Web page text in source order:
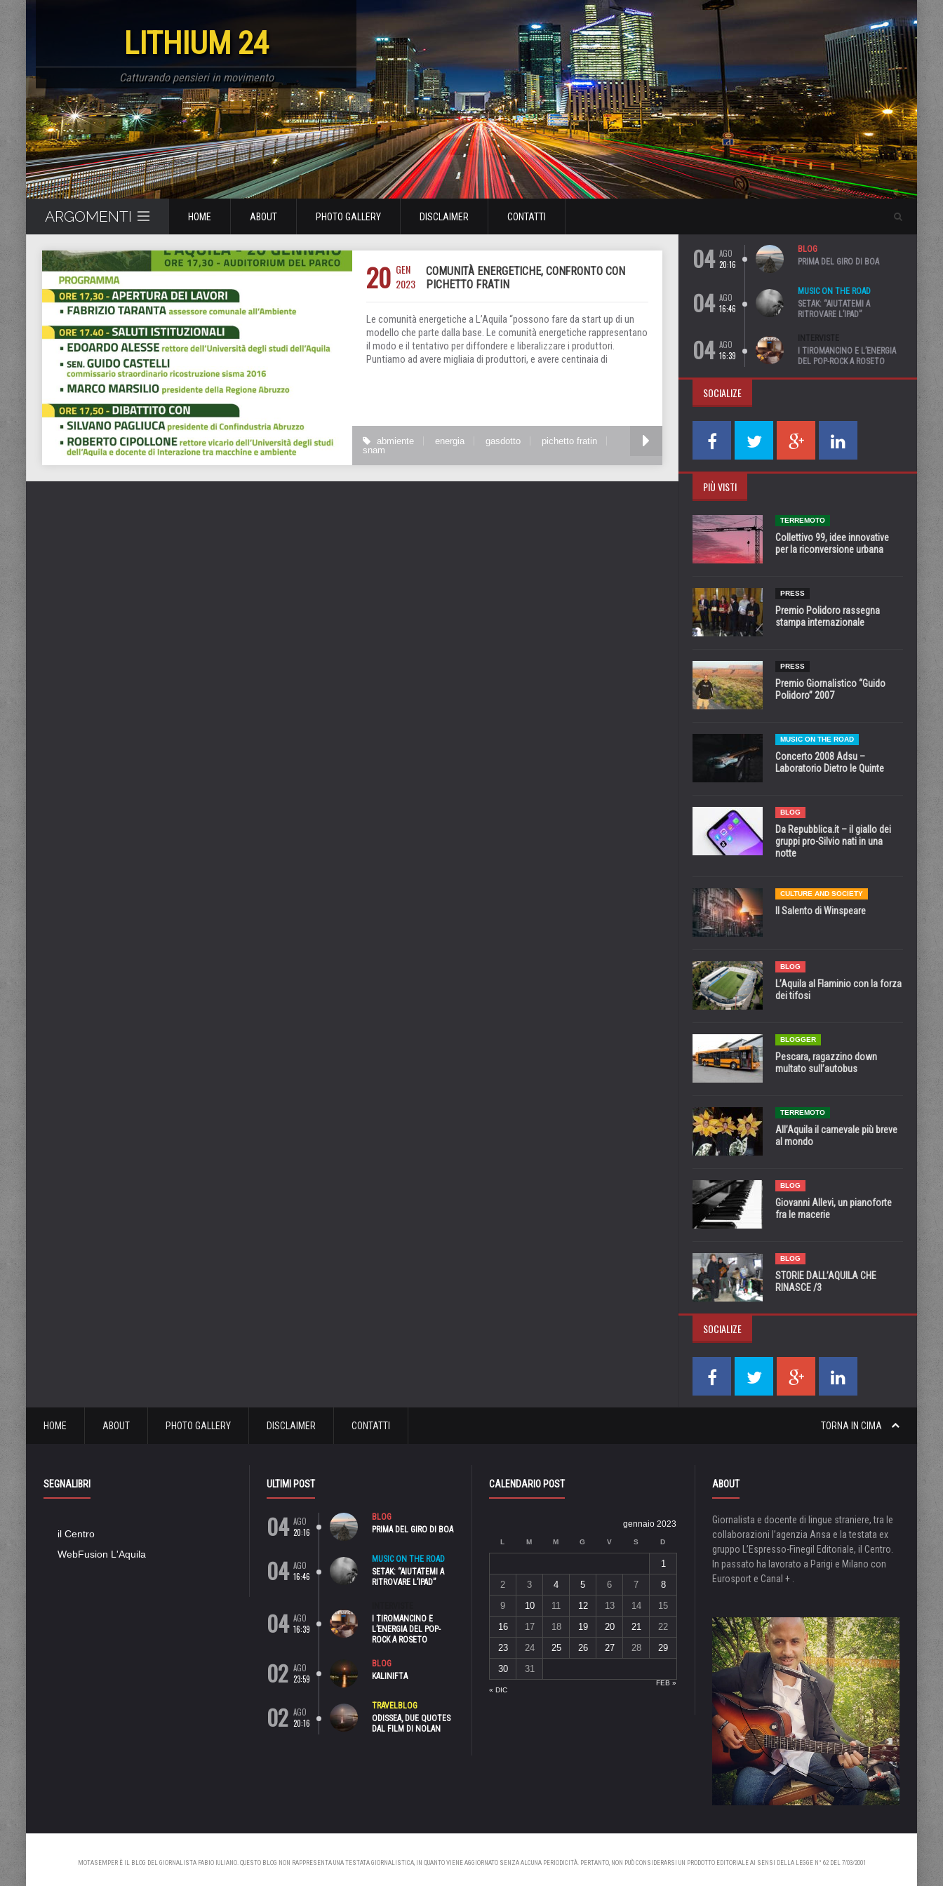
LITHIUM 24
Catturando pensieri in movimento
ARGOMENTI HOME ABOUT PHOTO GALLERY DISCLAIMER CONTATTI
20 GEN
2023
COMUNITÀ ENERGETICHE, CONFRONTO CON
PICHETTO FRATIN
Le comunità energetiche a L’Aquila “possono fare da start up di un
modello che parte dalla base. Le comunità energetiche rappresentano
il modo e il tentativo per diffondere e liberalizzare i produttori.
Puntiamo ad avere migliaia di produttori, e avere centinaia di
abmiente energia gasdotto
pichetto fratin
snam
04 AGO
20:16
BLOG
PRIMA DEL GIRO DI BOA
04 AGO
16:46
MUSIC ON THE ROAD
SETAK: “AIUTATEMI A
RITROVARE L’IPAD”
04 AGO
16:39
INTERVISTE
I TIROMANCINO E L’ENERGIA
DEL POP-ROCK A ROSETO
SOCIALIZE
PIÙ VISTI
TERREMOTO
Collettivo 99, idee innovative
per la riconversione urbana
PRESS
Premio Polidoro rassegna
stampa internazionale
PRESS
Premio Giornalistico “Guido
Polidoro” 2007
MUSIC ON THE ROAD
Concerto 2008 Adsu –
Laboratorio Dietro le Quinte
BLOG
Da Repubblica.it – il giallo dei
gruppi pro-Silvio nati in una
notte
CULTURE AND SOCIETY
Il Salento di Winspeare
BLOG
L’Aquila al Flaminio con la forza
dei tifosi
BLOGGER
Pescara, ragazzino down
multato sull’autobus
TERREMOTO
All’Aquila il carnevale più breve
al mondo
BLOG
Giovanni Allevi, un pianoforte
fra le macerie
BLOG
STORIE DALL’AQUILA CHE
RINASCE /3
SOCIALIZE
TORNA IN CIMA
HOME ABOUT PHOTO GALLERY DISCLAIMER CONTATTI
SEGNALIBRI
il Centro
WebFusion L'Aquila
ULTIMI POST
04 AGO
20:16
BLOG
PRIMA DEL GIRO DI BOA
04 AGO
16:46
MUSIC ON THE ROAD
SETAK: “AIUTATEMI A
RITROVARE L’IPAD”
04 AGO
16:39
I TIROMANCINO E
L’ENERGIA DEL POP-
ROCK A ROSETO
02 AGO
23:59
BLOG
KALINIFTA
02 AGO
20:16
TRAVELBLOG
ODISSEA, DUE QUOTES
DAL FILM DI NOLAN
CALENDARIO POST
gennaio 2023
L M M G V S D
« DIC
FEB »
1
2
3 4 5 6 7
8
9
10 11 12 13 14
15
16
17 18 19 20 21
22
23
24 25 26 27 28
29
30
31
ABOUT
Giornalista e docente di lingue straniere, tra le
collaborazioni l’agenzia Ansa e la testata ex
gruppo L’Espresso-Finegil Editoriale, il Centro.
In passato ha lavorato a Parigi e Milano con
Eurosport e Canal + .
MOTASEMPER È IL BLOG DEL GIORNALISTA FABIO IULIANO. QUESTO BLOG NON RAPPRESENTA UNA TESTATA GIORNALISTICA, IN QUANTO VIENE AGGIORNATO SENZA ALCUNA PERIODICITÀ. PERTANTO, NON PUÒ CONSIDERARSI UN PRODOTTO EDITORIALE AI SENSI DELLA LEGGE N° 62 DEL 7/03/2001